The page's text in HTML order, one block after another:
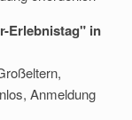
Erlebnistag" in
Anmeldung